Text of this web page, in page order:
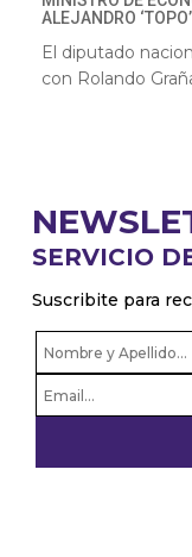
ALEJANDRO
El diputado
con Rolando
SERVICIO
Suscribite para